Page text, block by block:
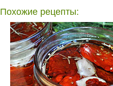
Похожие рецепты: